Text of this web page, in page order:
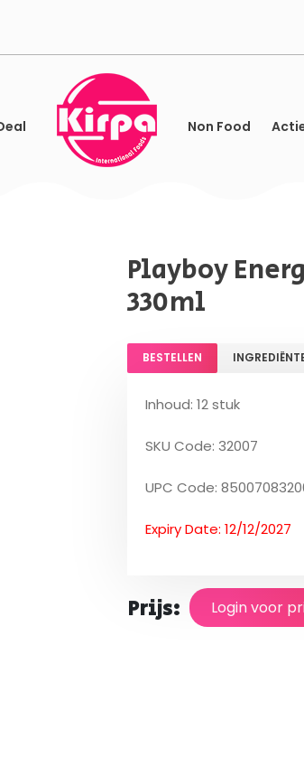
Non Food
Playboy
330ml
BESTELLEN
Inhoud: 12 stuk
SKU Code: 32007
UPC Code:
Expiry Date: 12/12/2027
Prijs: Login voor